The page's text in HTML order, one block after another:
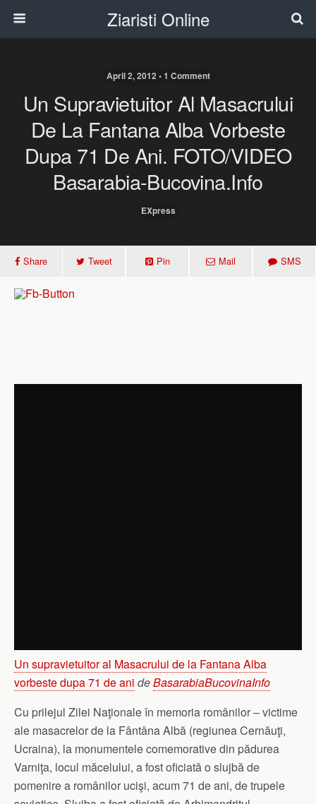
Ziaristi Online
April 2, 2012 • 1 Comment
Un Supravietuitor Al Masacrului
De La Fantana Alba Vorbeste
Dupa 71 De Ani. FOTO/VIDEO
Basarabia-Bucovina.Info
EXpress
Share Tweet Pin Mail SMS
Un supravietuitor al Masacrului de la Fantana Alba
vorbeste dupa 71 de ani deBasarabiaBucovinaInfo
Cu prilejul Zilei Naţionale în memoria românilor – victime
ale masacrelor de la Fântâna Albă (regiunea Cernăuţi,
Ucraina), la monumentele comemorative din pădurea
Varniţa, locul măcelului, a fost oficiată o slujbă de
pomenire a românilor ucişi, acum 71 de ani, de trupele